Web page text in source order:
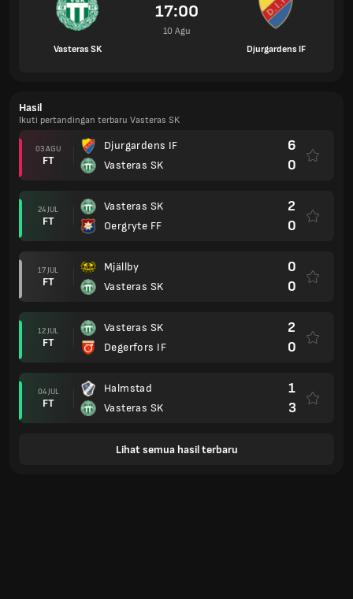
Vasteras SK
17:00
10 Agu
Djurgardens IF
Hasil
Ikuti pertandingan terbaru Vasteras SK
03 AGU
FT
Djurgardens IF
Vasteras SK
6
0
24 JUL
FT
Vasteras SK
Oergryte FF
2
0
17 JUL
FT
Mjällby
Vasteras SK
0
0
12 JUL
FT
Vasteras SK
Degerfors IF
2
0
04 JUL
FT
Halmstad
Vasteras SK
1
3
Lihat semua hasil terbaru